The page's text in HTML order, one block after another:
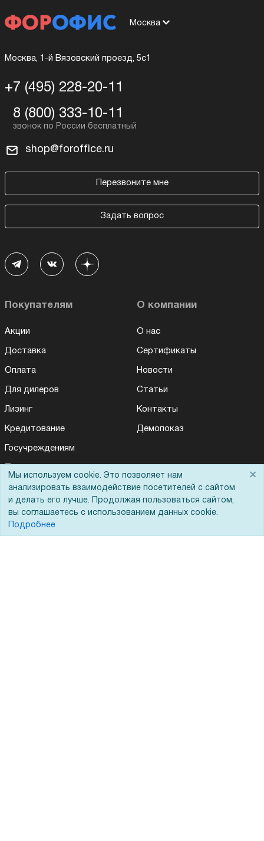
Москва
Москва, 1-й Вязовский проезд, 5с1
+7 (495) 228-20-11
8 (800) 333-10-11
shop@foroffice.ru
Перезвоните мне
Задать вопрос
Покупателям
Акции
Доставка
Оплата
Для дилеров
Лизинг
Кредитование
Госучреждениям
Бренды
ЭДО
О компании
О нас
Сертификаты
Новости
Статьи
Контакты
Демопоказ
Мы используем cookie. Это позволяет нам
анализировать взаимодействие посетителей с сайтом
и делать его лучше. Продолжая пользоваться сайтом,
вы соглашаетесь с использованием данных cookie.
Подробнее
×